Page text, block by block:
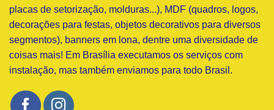
placas de setorização, molduras...), MDF (quadros, logos,
decorações para festas, objetos decorativos para diversos
segmentos), banners em lona, dentre uma diversidade de
coisas mais! Em Brasília executamos os serviços com
instalação, mas também enviamos para todo Brasil.